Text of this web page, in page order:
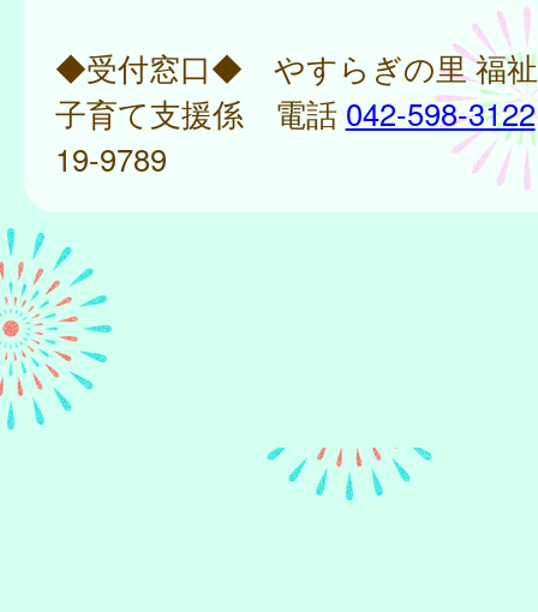
◆受付窓口◆ やすらぎの里 福
子育て支援係 電話 042-598-3122
19-9789